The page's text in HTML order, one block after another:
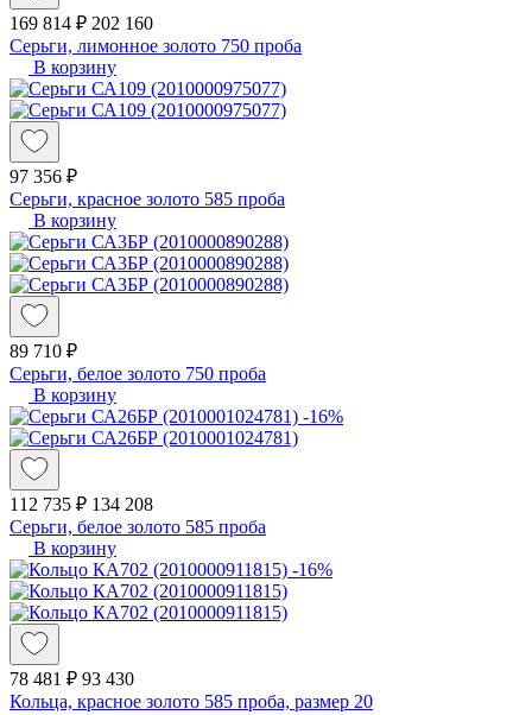
169 814 ₽ 202 160
Серьги, лимонное золото 750 проба
В корзину
97 356 ₽
Серьги, красное золото 585 проба
В корзину
89 710 ₽
Серьги, белое золото 750 проба
В корзину
-16%
112 735 ₽ 134 208
Серьги, белое золото 585 проба
В корзину
-16%
78 481 ₽ 93 430
Кольца, красное золото 585 проба, размер 20